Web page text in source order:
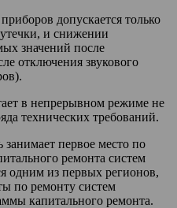
допускается только
и снижении
значений после
отключения звукового
в непрерывном режиме не
технических требований.
первое место по
ремонта систем
одним из первых регионов,
по ремонту систем
капитального ремонта.